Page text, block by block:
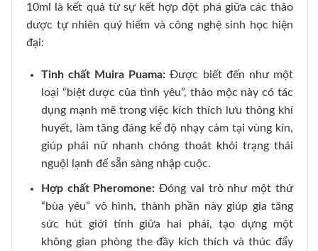
10ml là kết quả từ sự kết hợp đột phá giữa các thảo
dược tự nhiên quý hiếm và công nghệ sinh học hiện
đại:
Tinh chất Muira Puama: Được biết đến như một
loại “biệt dược của tình yêu”, thảo mộc này có tác
dụng mạnh mẽ trong việc kích thích lưu thông khí
huyết, làm tăng đáng kể độ nhạy cảm tại vùng kín,
giúp phái nữ nhanh chóng thoát khỏi trạng thái
nguội lạnh để sẵn sàng nhập cuộc.
Hợp chất Pheromone: Đóng vai trò như một thứ
“bùa yêu” vô hình, thành phần này giúp gia tăng
sức hút giới tính giữa hai phái, tạo dựng một
không gian phòng the đầy kích thích và thúc đẩy